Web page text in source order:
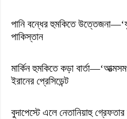
পানি বন্ধের হুমকিতে
পাকিস্তান
মার্কিন হুমকিতে কড়া
ইরানের প্রেসিডেন্ট
বুদাপেস্টে এলে নেতানিয়াহু